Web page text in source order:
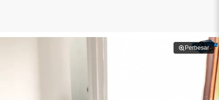
Perbesar